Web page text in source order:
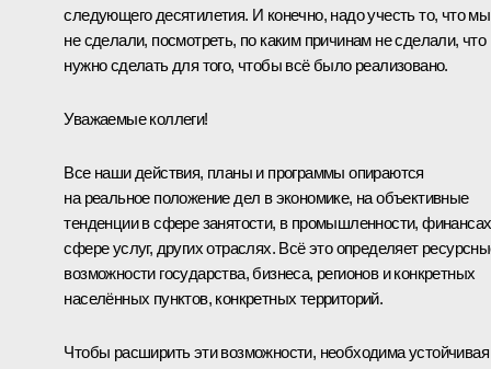
следующего десятилетия. И конечно, надо учесть то, что мы
не сделали, посмотреть, по каким причинам не сделали, что
нужно сделать для того, чтобы всё было реализовано.
Уважаемые коллеги!
Все наши действия, планы и программы опираются
на реальное положение дел в экономике, на объективные
тенденции в сфере занятости, в промышленности,
сфере услуг, других отраслях. Всё это определяет
возможности государства, бизнеса, регионов и конкретных
населённых пунктов, конкретных территорий.
Чтобы расширить эти возможности, необходима устойчивая